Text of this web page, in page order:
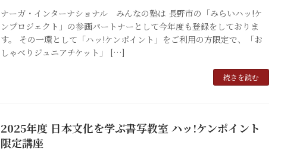
ナーガ・インターナショナル みんなの塾は 長野市の「みらいハッ!ケ
ンプロジェクト」の参画パートナーとして今年度も登録をしておりま
す。 その一環として「ハッ!ケンポイント」をご利用の方限定で、「お
しゃべりジュニアチケット」 […]
続きを読む
2025年度 日本文化を学ぶ書写教室 ハッ!ケンポイント
限定講座